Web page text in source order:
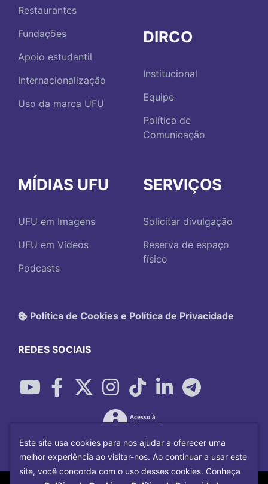
Restaurantes
Fundações
Apoio estudantil
Internacionalização
Uso da marca UFU
DIRCO
Institucional
Equipe
Política de
Comunicação
MÍDIAS UFU
UFU em Imagens
UFU em Vídeos
Podcasts
SERVIÇOS
Solicitar divulgação
Reserva de espaço
físico
Política de Cookies e Política de Privacidade
REDES SOCIAIS
Este site usa cookies para nos ajudar a oferecer uma
melhor experiência ao visitar-nos. Ao continuar a usar este
site, você concorda com o uso desses cookies. Conheça